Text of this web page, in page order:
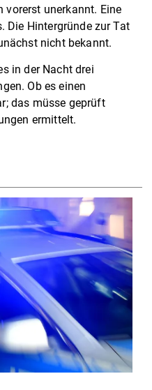
vorerst unerkannt. Eine
Die Hintergründe zur Tat
nicht bekannt.
in der Nacht drei
Ob es einen
das müsse geprüft
ermittelt.